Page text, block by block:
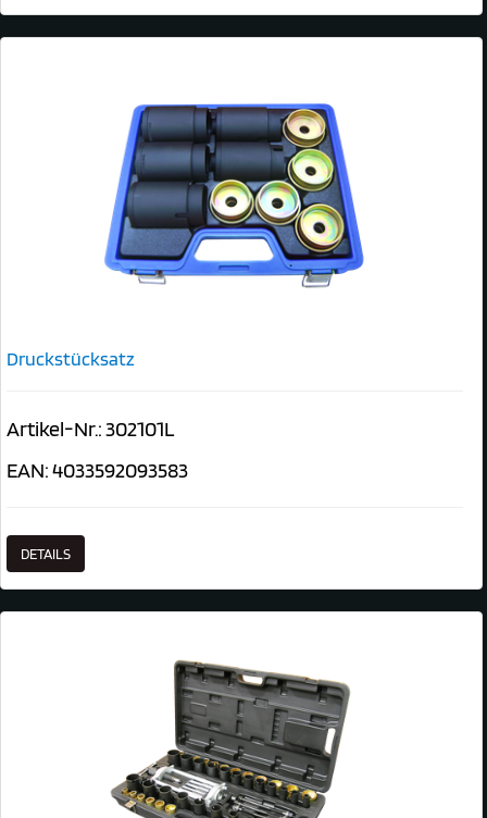
Druckstücksatz
Artikel-Nr.: 302101L
EAN: 4033592093583
DETAILS